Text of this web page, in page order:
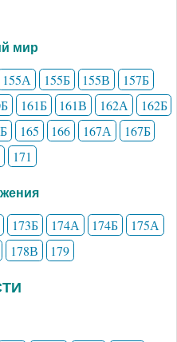
мир
155А 155Б 155В
157Б
161Б 161В 162А
162Б
165 166 167А
167Б
171
173Б 174А 174Б
175А
178В 179